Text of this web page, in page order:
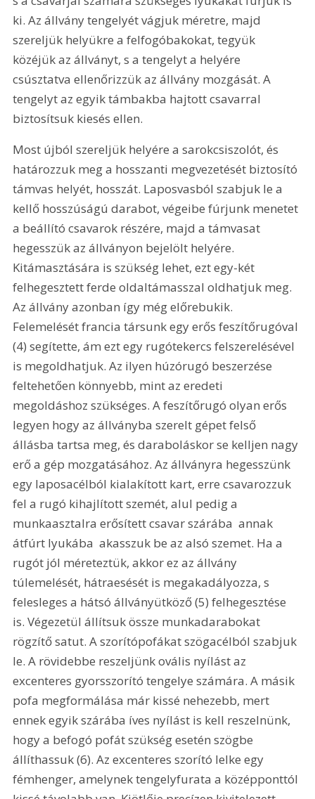
ki. Az állvány tengelyét vágjuk méretre, majd
szereljük helyükre a felfogóbakokat, tegyük
közéjük az állványt, s a tengelyt a helyére
csúsztatva ellenőrizzük az állvány mozgását. A
tengelyt az egyik támbakba hajtott csavarral
biztosítsuk kiesés ellen.
Most újból szereljük helyére a sarokcsiszolót, és
határozzuk meg a hosszanti megvezetését biztosító
támvas helyét, hosszát. Laposvasból szabjuk le a
kellő hosszúságú darabot, végeibe fúrjunk menetet
a beállító csavarok részére, majd a támvasat
hegesszük az állványon bejelölt helyére.
Kitámasztására is szükség lehet, ezt egy-két
felhegesztett ferde oldaltámasszal oldhatjuk meg.
Az állvány azonban így még előrebukik.
Felemelését francia társunk egy erős feszítőrugóval
(4) segítette, ám ezt egy rugótekercs felszerelésével
is megoldhatjuk. Az ilyen húzórugó beszerzése
feltehetően könnyebb, mint az eredeti
megoldáshoz szükséges. A feszítőrugó olyan erős
legyen hogy az állványba szerelt gépet felső
állásba tartsa meg, és daraboláskor se kelljen nagy
erő a gép mozgatásához. Az állványra hegesszünk
egy laposacélból kialakított kart, erre csavarozzuk
fel a rugó kihajlított szemét, alul pedig a
munkaasztalra erősített csavar szárába  annak
átfúrt lyukába  akasszuk be az alsó szemet. Ha a
rugót jól méreteztük, akkor ez az állvány
túlemelését, hátraesését is megakadályozza, s
felesleges a hátsó állványütköző (5) felhegesztése
is. Végezetül állítsuk össze munkadarabokat
rögzítő satut. A szorítópofákat szögacélból szabjuk
le. A rövidebbe reszeljünk ovális nyílást az
excenteres gyorsszorító tengelye számára. A másik
pofa megformálása már kissé nehezebb, mert
ennek egyik szárába íves nyílást is kell reszelnünk,
hogy a befogó pofát szükség esetén szögbe
állíthassuk (6). Az excenteres szorító lelke egy
fémhenger, amelynek tengelyfurata a középponttól